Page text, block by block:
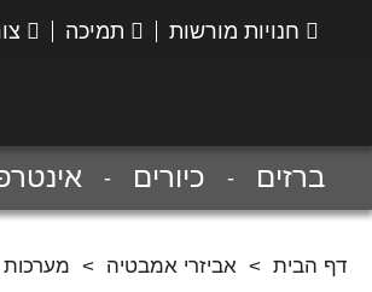
חנויות מורשות תמיכה
ברזים כיורים
דף הבית > אביזרי אמבטיה >